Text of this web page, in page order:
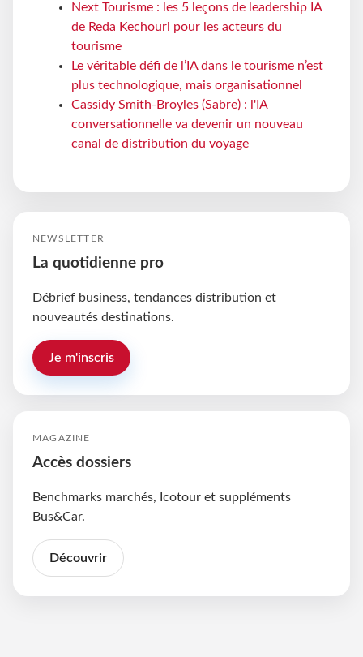
Next Tourisme : les 5 leçons de leadership IA
de Reda Kechouri pour les acteurs du
tourisme
Le véritable défi de l’IA dans le tourisme n’est
plus technologique, mais organisationnel
Cassidy Smith-Broyles (Sabre) : l'IA
conversationnelle va devenir un nouveau
canal de distribution du voyage
NEWSLETTER
La quotidienne pro
Débrief business, tendances distribution et
nouveautés destinations.
Je m'inscris
MAGAZINE
Accès dossiers
Benchmarks marchés, Icotour et suppléments
Bus&Car.
Découvrir